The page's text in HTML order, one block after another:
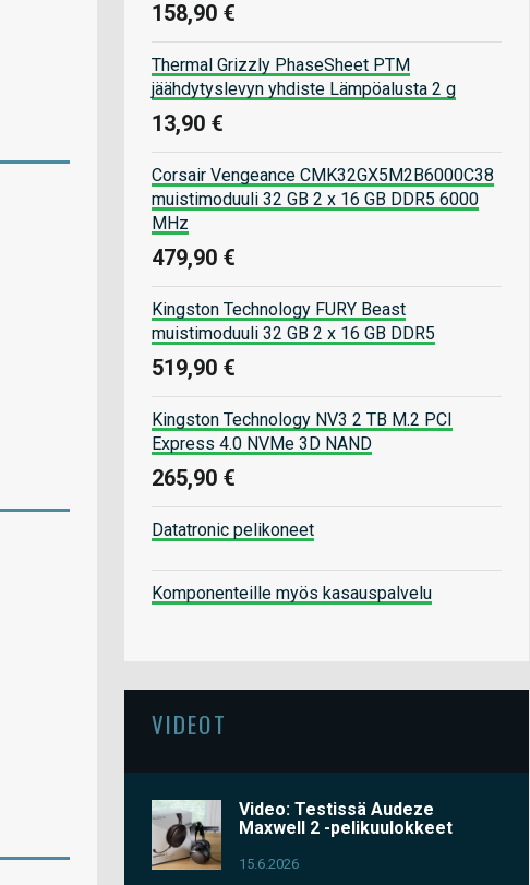
158,90 €
Thermal Grizzly PhaseSheet PTM
jäähdytyslevyn yhdiste Lämpöalusta 2 g
13,90 €
Corsair Vengeance CMK32GX5M2B6000C38
muistimoduuli 32 GB 2 x 16 GB DDR5 6000
MHz
479,90 €
Kingston Technology FURY Beast
muistimoduuli 32 GB 2 x 16 GB DDR5
519,90 €
Kingston Technology NV3 2 TB M.2 PCI
Express 4.0 NVMe 3D NAND
265,90 €
Datatronic pelikoneet
Komponenteille myös kasauspalvelu
VIDEOT
Video: Testissä Audeze
Maxwell 2 -pelikuulokkeet
15.6.2026